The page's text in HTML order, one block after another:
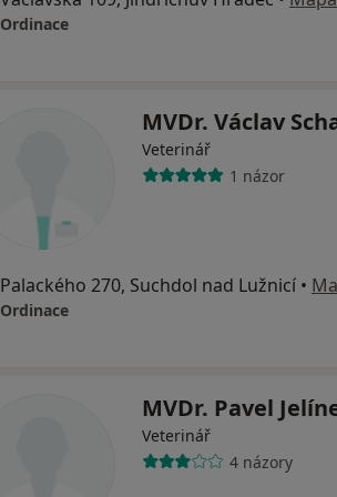
Ordinace
MVDr. Václav
Veterinář
1 názor
Palackého 270, Suchdol nad Lužnicí •
Ordinace
MVDr. Pavel
Veterinář
4 názory